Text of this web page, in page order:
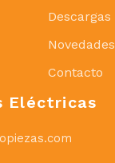
Descargas
Novedades
Contacto
Eléctricas